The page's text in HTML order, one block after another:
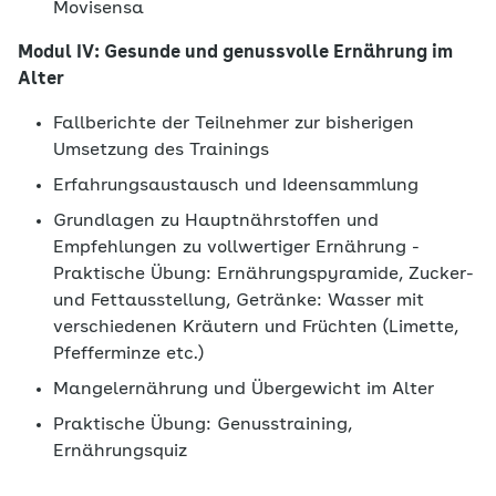
Movisensa
Modul IV: Gesunde und genussvolle Ernährung im
Alter
Fallberichte der Teilnehmer zur bisherigen
Umsetzung des Trainings
Erfahrungsaustausch und Ideensammlung
Grundlagen zu Hauptnährstoffen und
Empfehlungen zu vollwertiger Ernährung -
Praktische Übung: Ernährungspyramide, Zucker-
und Fettausstellung, Getränke: Wasser mit
verschiedenen Kräutern und Früchten (Limette,
Pfefferminze etc.)
Mangelernährung und Übergewicht im Alter
Praktische Übung: Genusstraining,
Ernährungsquiz